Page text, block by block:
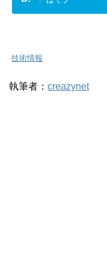
-技術情報
執筆者： creazynet